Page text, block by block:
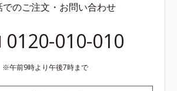
でのご注文・お問い合わせ
0120-010-010
午前9時より午後7時まで